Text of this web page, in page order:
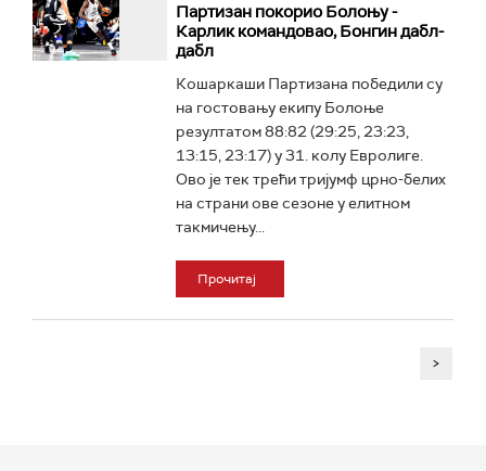
Партизан покорио Болоњу -
Карлик командовао, Бонгин дабл-
дабл
Кошаркаши Партизана победили су
на гостовању екипу Болоње
резултатом 88:82 (29:25, 23:23,
13:15, 23:17) у 31. колу Евролиге.
Ово је тек трећи тријумф црно-белих
на страни ове сезоне у елитном
такмичењу...
Прочитај
>